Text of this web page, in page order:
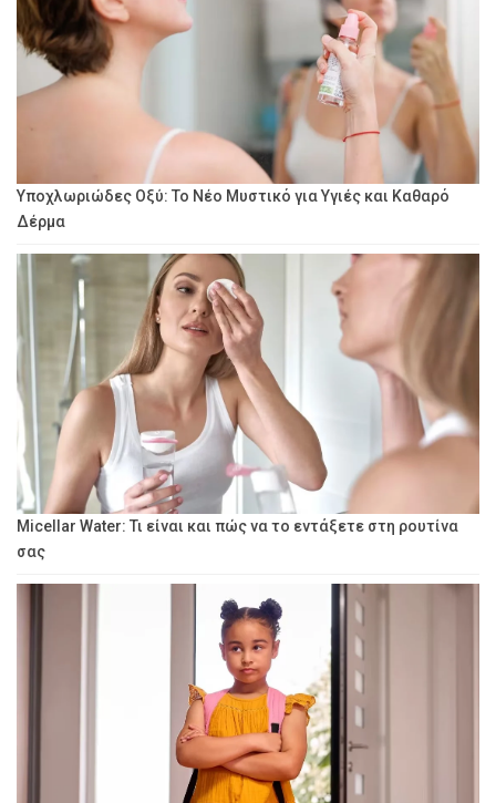
Υποχλωριώδες Οξύ: Το Νέο Μυστικό για Υγιές και Καθαρό
Δέρμα
Micellar Water: Τι είναι και πώς να το εντάξετε στη ρουτίνα
σας